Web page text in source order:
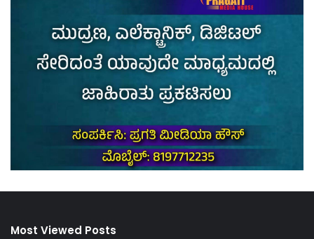
Most Viewed Posts